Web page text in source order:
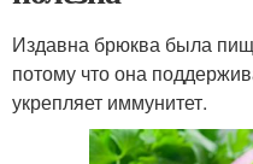
Издавна брюква была
потому что она
укрепляет иммунитет.